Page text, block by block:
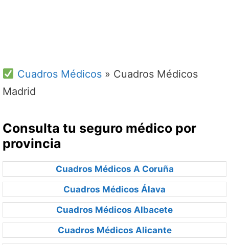
Cuadros Médicos» Cuadros Médicos
Madrid
Consulta tu seguro médico por
provincia
Cuadros Médicos A Coruña
Cuadros Médicos Álava
Cuadros Médicos Albacete
Cuadros Médicos Alicante